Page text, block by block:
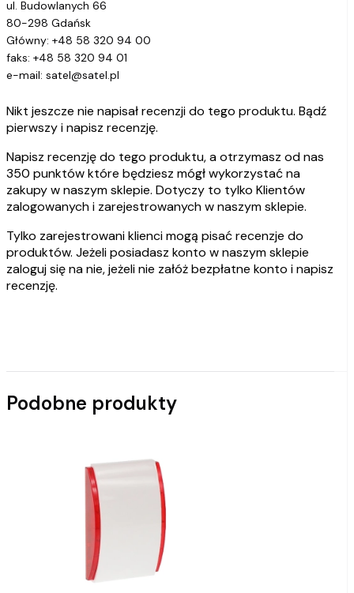
ul. Budowlanych 66
80-298 Gdańsk
Główny: +48 58 320 94 00
faks: +48 58 320 94 01
e-mail: satel@satel.pl
Nikt jeszcze nie napisał recenzji do tego produktu. Bądź
pierwszy i napisz recenzję.
Napisz recenzję do tego produktu, a otrzymasz od nas
350 punktów które będziesz mógł wykorzystać na
zakupy w naszym sklepie. Dotyczy to tylko Klientów
zalogowanych i zarejestrowanych w naszym sklepie.
Tylko zarejestrowani klienci mogą pisać recenzje do
produktów. Jeżeli posiadasz konto w naszym sklepie
zaloguj się na nie, jeżeli nie załóż bezpłatne konto i napisz
recenzję.
Podobne produkty